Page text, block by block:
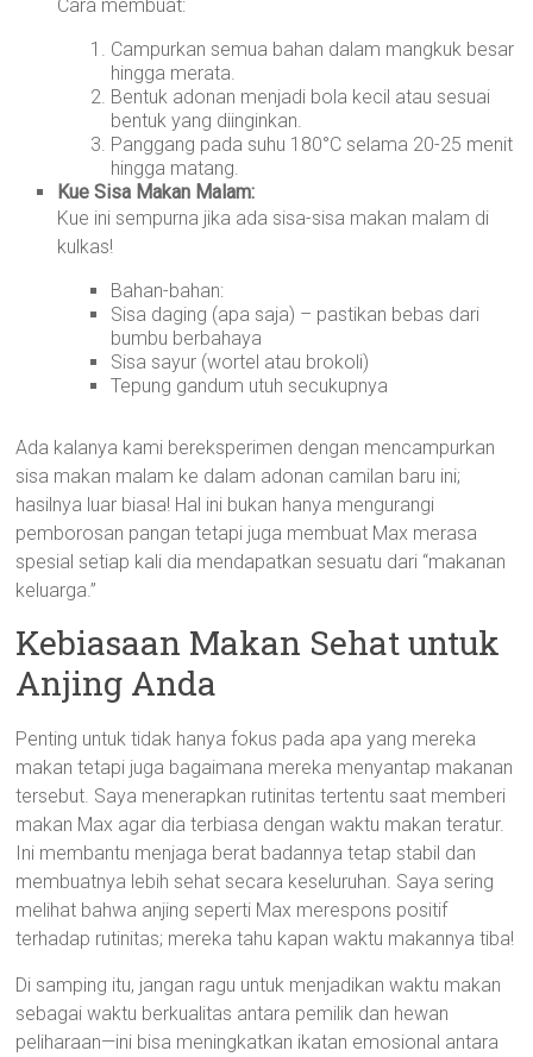
Cara membuat:
Campurkan semua bahan dalam mangkuk besar
hingga merata.
Bentuk adonan menjadi bola kecil atau sesuai
bentuk yang diinginkan.
Panggang pada suhu 180°C selama 20-25 menit
hingga matang.
Kue Sisa Makan Malam:
Kue ini sempurna jika ada sisa-sisa makan malam di
kulkas!
Bahan-bahan:
Sisa daging (apa saja) – pastikan bebas dari
bumbu berbahaya
Sisa sayur (wortel atau brokoli)
Tepung gandum utuh secukupnya
Ada kalanya kami bereksperimen dengan mencampurkan
sisa makan malam ke dalam adonan camilan baru ini;
hasilnya luar biasa! Hal ini bukan hanya mengurangi
pemborosan pangan tetapi juga membuat Max merasa
spesial setiap kali dia mendapatkan sesuatu dari “makanan
keluarga.”
Kebiasaan Makan Sehat untuk
Anjing Anda
Penting untuk tidak hanya fokus pada apa yang mereka
makan tetapi juga bagaimana mereka menyantap makanan
tersebut. Saya menerapkan rutinitas tertentu saat memberi
makan Max agar dia terbiasa dengan waktu makan teratur.
Ini membantu menjaga berat badannya tetap stabil dan
membuatnya lebih sehat secara keseluruhan. Saya sering
melihat bahwa anjing seperti Max merespons positif
terhadap rutinitas; mereka tahu kapan waktu makannya tiba!
Di samping itu, jangan ragu untuk menjadikan waktu makan
sebagai waktu berkualitas antara pemilik dan hewan
peliharaan—ini bisa meningkatkan ikatan emosional antara